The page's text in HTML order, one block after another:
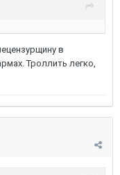
в
Троллить легко,